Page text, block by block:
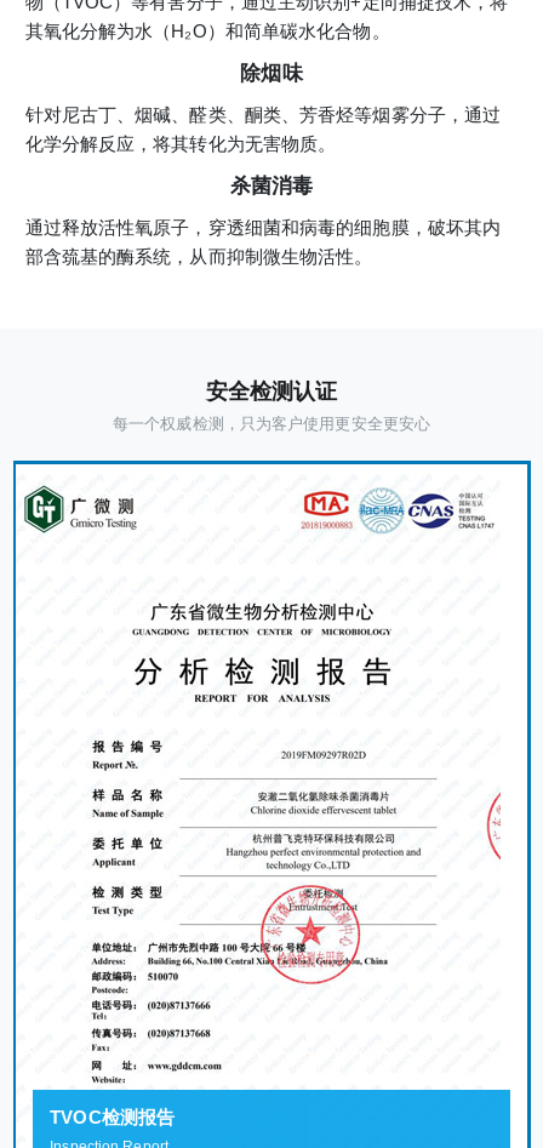
其氧化分解为水（H₂O）和简单碳水化合物。
除烟味
针对尼古丁、烟碱、醛类、酮类、芳香烃等烟雾分子，通过
化学分解反应，将其转化为无害物质。
杀菌消毒
通过释放活性氧原子，穿透细菌和病毒的细胞膜，破坏其内
部含巯基的酶系统，从而抑制微生物活性。
安全检测认证
每一个权威检测，只为客户使用更安全更安心
TVOC检测报告